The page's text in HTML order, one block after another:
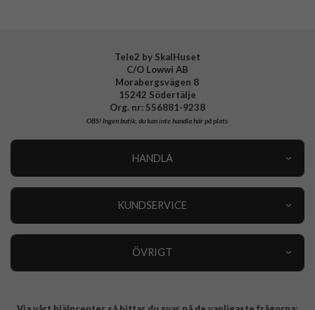
Tele2 by SkalHuset
C/O Lowwi AB
Morabergsvägen 8
15242 Södertälje
Org. nr: 556881-9238
OBS!Ingen butik, du kan inte handla här på plats
HANDLA
KUNDSERVICE
ÖVRIGT